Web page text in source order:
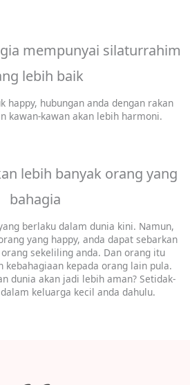
mempunyai silaturrahim
lebih baik
happy, hubungan anda dengan rakan
kawan-kawan akan lebih harmoni.
lebih banyak orang yang
bahagia
berlaku dalam dunia kini. Namun,
yang happy, anda dapat sebarkan
sekeliling anda. Dan orang itu
kebahagiaan kepada orang lain pula.
dunia akan jadi lebih aman? Setidak-
keluarga kecil anda dahulu.